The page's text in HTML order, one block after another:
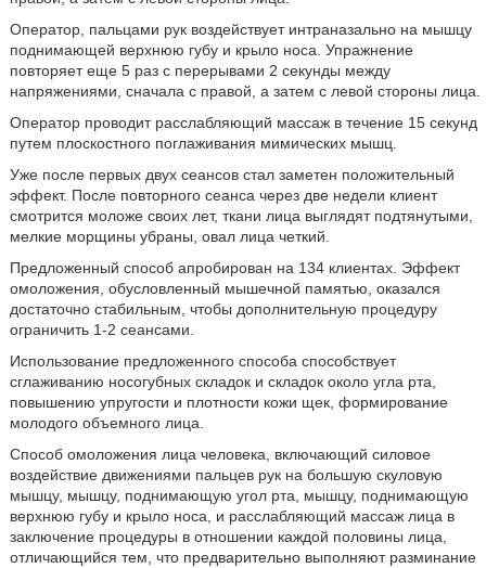
Оператор, пальцами рук воздействует интраназально на мышцу
поднимающей верхнюю губу и крыло носа. Упражнение
повторяет еще 5 раз с перерывами 2 секунды между
напряжениями, сначала с правой, а затем с левой стороны лица.
Оператор проводит расслабляющий массаж в течение 15 секунд
путем плоскостного поглаживания мимических мышц.
Уже после первых двух сеансов стал заметен положительный
эффект. После повторного сеанса через две недели клиент
смотрится моложе своих лет, ткани лица выглядят подтянутыми,
мелкие морщины убраны, овал лица четкий.
Предложенный способ апробирован на 134 клиентах. Эффект
омоложения, обусловленный мышечной памятью, оказался
достаточно стабильным, чтобы дополнительную процедуру
ограничить 1-2 сеансами.
Использование предложенного способа способствует
сглаживанию носогубных складок и складок около угла рта,
повышению упругости и плотности кожи щек, формирование
молодого объемного лица.
Способ омоложения лица человека, включающий силовое
воздействие движениями пальцев рук на большую скуловую
мышцу, мышцу, поднимающую угол рта, мышцу, поднимающую
верхнюю губу и крыло носа, и расслабляющий массаж лица в
заключение процедуры в отношении каждой половины лица,
отличающийся тем, что предварительно выполняют разминание